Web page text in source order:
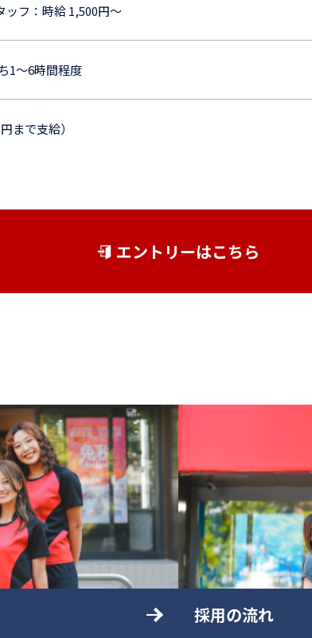
ッフ：時給 1,500円～
1～6時間程度
まで支給）
エントリーはこちら
採用の流れ